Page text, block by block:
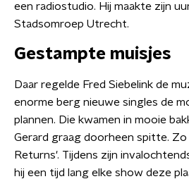
een radiostudio. Hij maakte zijn
Stadsomroep Utrecht.
Gestampte muisjes
Daar regelde Fred Siebelink de
enorme berg nieuwe singles de
plannen. Die kwamen in mooie
Gerard graag doorheen spitte.
Returns'. Tijdens zijn
hij een tijd lang elke show deze